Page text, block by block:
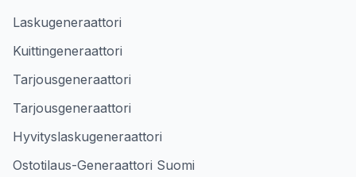
Laskugeneraattori
Kuittingeneraattori
Tarjousgeneraattori
Tarjousgeneraattori
Hyvityslaskugeneraattori
Ostotilaus-Generaattori Suomi